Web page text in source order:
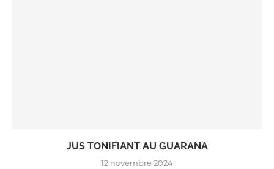
JUS TONIFIANT AU GUARANA
12 novembre 2024